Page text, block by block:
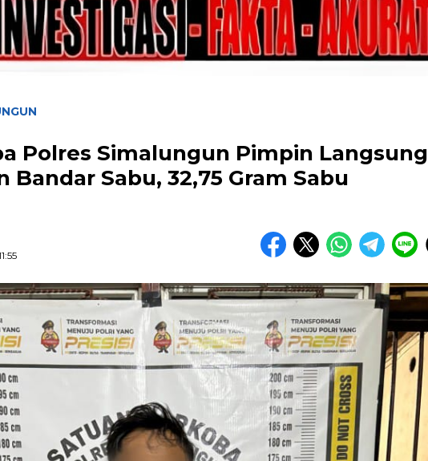
Polres Simalungun Pimpin Langsung
Bandar Sabu, 32,75 Gram Sabu